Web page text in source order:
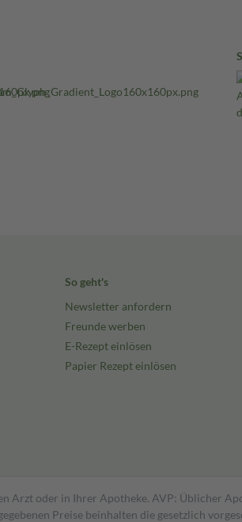
So geht's
Newsletter anfordern
Freunde werben
E-Rezept einlösen
Papier Rezept einlösen
Arzt oder in Ihrer Apotheke. AVP: Üblicher
Preise beinhalten die gesetzlich